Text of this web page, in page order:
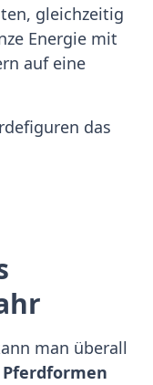
gleichzeitig
Energie mit
auf eine
das
man überall
Pferdformen